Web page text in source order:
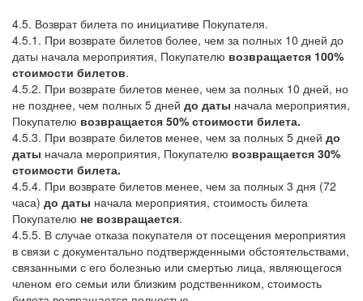
4.5. Возврат билета по инициативе Покупателя.
4.5.1. При возврате билетов более, чем за полных 10 дней до
даты начала мероприятия, Покупателю возвращается 100%
стоимости билетов.
4.5.2. При возврате билетов менее, чем за полных 10 дней, но
не позднее, чем полных 5 дней до даты начала мероприятия,
Покупателю возвращается 50% стоимости билета.
4.5.3. При возврате билетов менее, чем за полных 5 дней до
даты начала мероприятия, Покупателю возвращается 30%
стоимости билета.
4.5.4. При возврате билетов менее, чем за полных 3 дня (72
часа) до даты начала мероприятия, стоимость билета
Покупателю не возвращается.
4.5.5. В случае отказа покупателя от посещения мероприятия
в связи с документально подтвержденными обстоятельствами,
связанными с его болезнью или смертью лица, являющегося
членом его семьи или близким родственником, стоимость